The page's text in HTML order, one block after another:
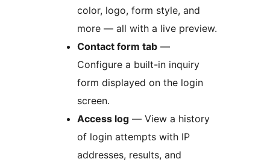
color, logo, form style, and
more — all with a live preview.
Contact form tab —
Configure a built-in inquiry
form displayed on the login
screen.
Access log — View a history
of login attempts with IP
addresses, results, and